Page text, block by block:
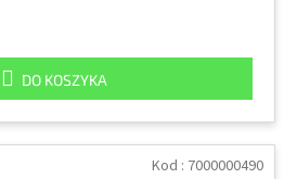
DO KOSZYKA
Kod : 7000000490